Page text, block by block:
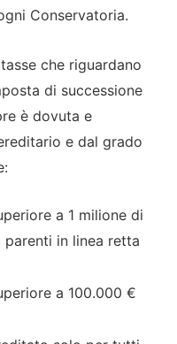
Conservatoria.
che riguardano
di successione
è dovuta e
e dal grado
a 1 milione di
in linea retta
a 100.000 €